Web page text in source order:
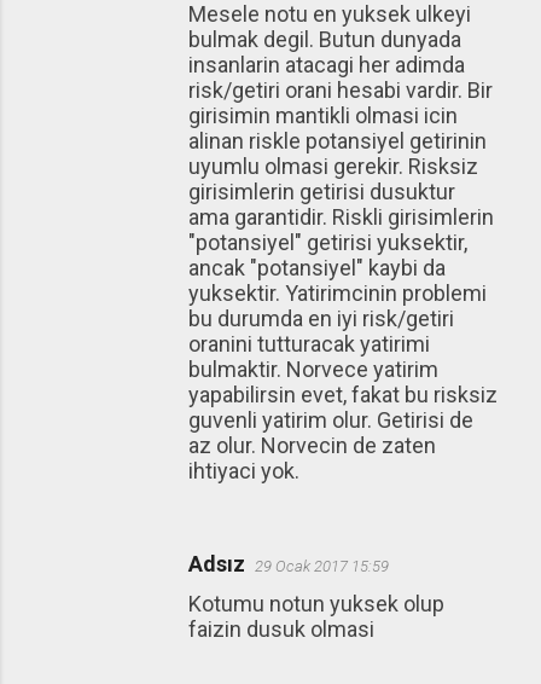
Mesele notu en yuksek ulkeyi
bulmak degil. Butun dunyada
insanlarin atacagi her adimda
risk/getiri orani hesabi vardir. Bir
girisimin mantikli olmasi icin
alinan riskle potansiyel getirinin
uyumlu olmasi gerekir. Risksiz
girisimlerin getirisi dusuktur
ama garantidir. Riskli girisimlerin
"potansiyel" getirisi yuksektir,
ancak "potansiyel" kaybi da
yuksektir. Yatirimcinin problemi
bu durumda en iyi risk/getiri
oranini tutturacak yatirimi
bulmaktir. Norvece yatirim
yapabilirsin evet, fakat bu risksiz
guvenli yatirim olur. Getirisi de
az olur. Norvecin de zaten
ihtiyaci yok.
Adsız 29 Ocak 2017 15:59
Kotumu notun yuksek olup
faizin dusuk olmasi